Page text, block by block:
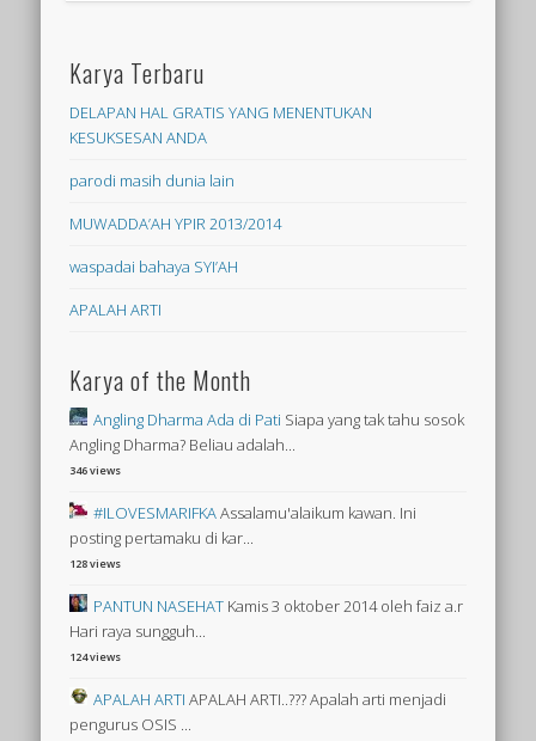
Karya Terbaru
DELAPAN HAL GRATIS YANG MENENTUKAN
KESUKSESAN ANDA
parodi masih dunia lain
MUWADDA’AH YPIR 2013/2014
waspadai bahaya SYI’AH
APALAH ARTI
Karya of the Month
Angling Dharma Ada di Pati Siapa yang tak tahu sosok
Angling Dharma? Beliau adalah...
346 views
#ILOVESMARIFKAAssalamu'alaikum kawan. Ini
posting pertamaku di kar...
128 views
PANTUN NASEHAT Kamis 3 oktober 2014 oleh faiz a.r
Hari raya sungguh...
124 views
APALAH ARTI APALAH ARTI..??? Apalah arti menjadi
pengurus OSIS ...